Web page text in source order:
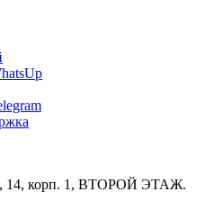
14, корп. 1, ВТОРОЙ ЭТАЖ.